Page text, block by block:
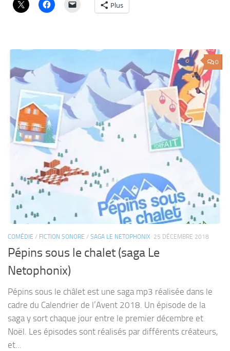
Plus
0
COMÉDIE / FICTION SONORE / SAGA LE NETOPHONIX 25 DÉCEMBRE 2018
Pépins sous le chalet (saga Le
Netophonix)
Pépins sous le châlet est une saga mp3 réalisée dans le
cadre du Calendrier de l’Avent 2018. Un épisode de la
saga y sort chaque jour entre le premier décembre et
Noël. Les épisodes sont réalisés par différents créateurs,
et...